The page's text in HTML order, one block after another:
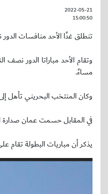
2022-05-21
15:00:50
تنطلق غدًا الأحد منافسات الدور
مساءً.
وكان المنتخب البحريني تأهل إلى نصف النهائي
في المقابل حسمت عمان صدارة المجموعة الأولى
يذكر أن مباريات البطولة